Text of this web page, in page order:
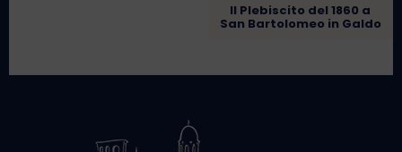
Il Plebiscito del 1860 a
San Bartolomeo in Galdo